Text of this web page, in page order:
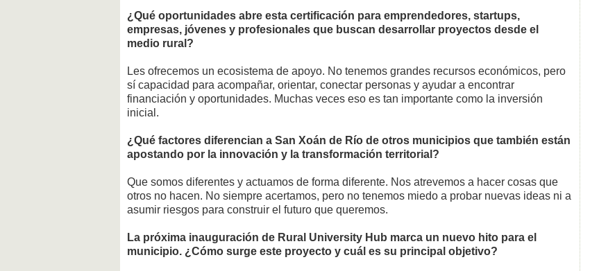
¿Qué oportunidades abre esta certificación para emprendedores, startups,
empresas, jóvenes y profesionales que buscan desarrollar proyectos desde el
medio rural?
Les ofrecemos un ecosistema de apoyo. No tenemos grandes recursos económicos, pero
sí capacidad para acompañar, orientar, conectar personas y ayudar a encontrar
financiación y oportunidades. Muchas veces eso es tan importante como la inversión
inicial.
¿Qué factores diferencian a San Xoán de Río de otros municipios que también están
apostando por la innovación y la transformación territorial?
Que somos diferentes y actuamos de forma diferente. Nos atrevemos a hacer cosas que
otros no hacen. No siempre acertamos, pero no tenemos miedo a probar nuevas ideas ni a
asumir riesgos para construir el futuro que queremos.
La próxima inauguración de Rural University Hub marca un nuevo hito para el
municipio. ¿Cómo surge este proyecto y cuál es su principal objetivo?